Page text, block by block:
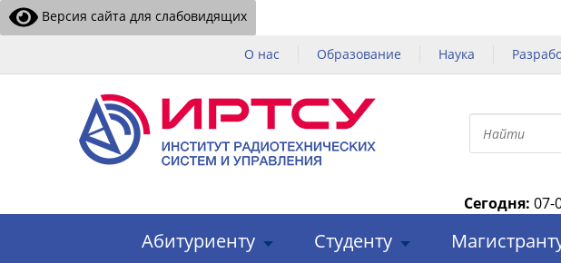
Версия сайта для слабовидящих
О нас Образование Наука
Сегодня: 07-
Абитуриенту Студенту